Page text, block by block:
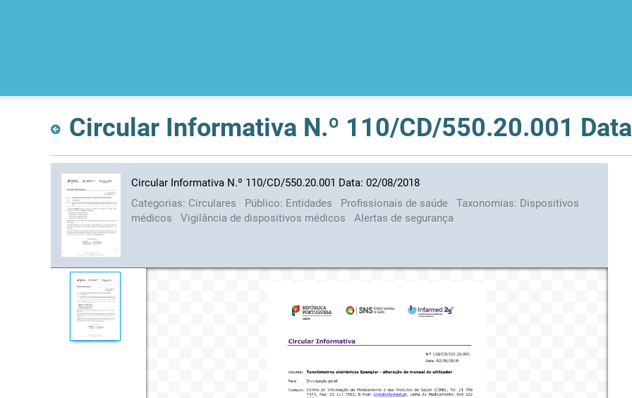
Circular Informativa N.º 110/CD/550.20.001
Circular Informativa N.º 110/CD/550.20.001 Data: 02/08/2018
Categorias: Circulares Público: Entidades Profissionais de saúde Taxonomias: Dispositivos
médicos
Vigilância de dispositivos médicos Alertas de segurança